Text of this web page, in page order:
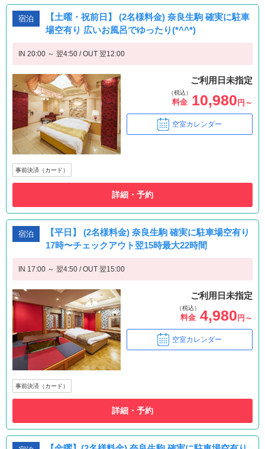
宿泊
【土曜・祝前日】 (2名様料金) 奈良生駒 確実に駐車
場空有り 広いお風呂でゆったり(*^^*)
IN 20:00 ～ 翌4:50 / OUT 翌12:00
ご利用日未指定
（税込）
料金 10,980円～
空室カレンダー
事前決済（カード）
詳細・予約
宿泊
【平日】 (2名様料金) 奈良生駒 確実に駐車場空有り
17時〜チェックアウト翌15時最大22時間
IN 17:00 ～ 翌4:50 / OUT 翌15:00
ご利用日未指定
（税込）
料金 4,980 円～
空室カレンダー
事前決済（カード）
詳細・予約